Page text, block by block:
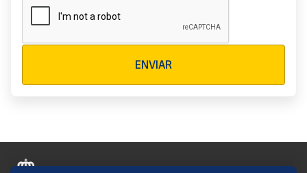
ENVIAR